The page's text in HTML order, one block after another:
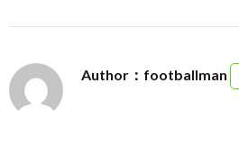
Author：footballman